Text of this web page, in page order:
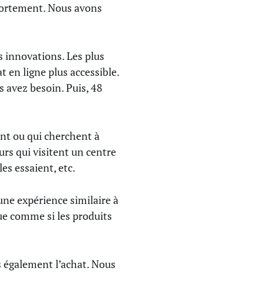
Nous avons
innovations. Les plus
ligne plus accessible.
besoin. Puis, 48
ou qui cherchent à
qui visitent un centre
essaient, etc.
expérience similaire à
comme si les produits
l’achat. Nous